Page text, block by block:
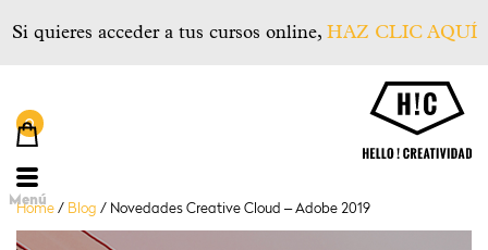
Si quieres acceder a tus cursos online, HAZ CLIC AQUÍ
Menú
Home / Blog / Novedades Creative Cloud – Adobe 2019